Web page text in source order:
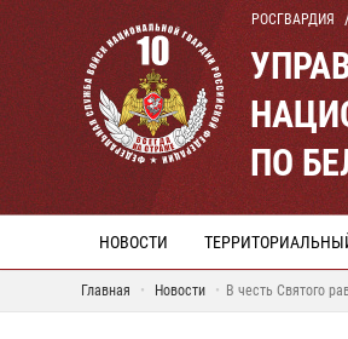
РОСГВАРДИЯ
ПО
НОВОСТИ
Главная Новости В честь Святого